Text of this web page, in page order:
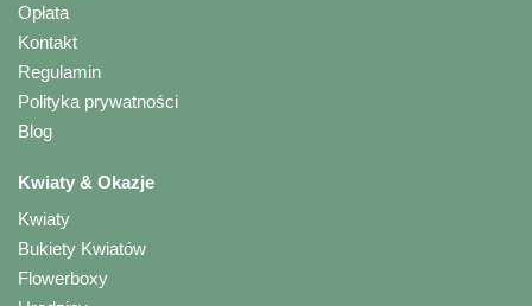
Opłata
Kontakt
Regulamin
Polityka prywatności
Blog
Kwiaty & Okazje
Kwiaty
Bukiety Kwiatów
Flowerboxy